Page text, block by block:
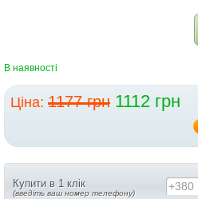
В наявності
Ціна: 1177 грн 1112 грн
Купити в 1 клік
(введіть ваш номер телефону) +380